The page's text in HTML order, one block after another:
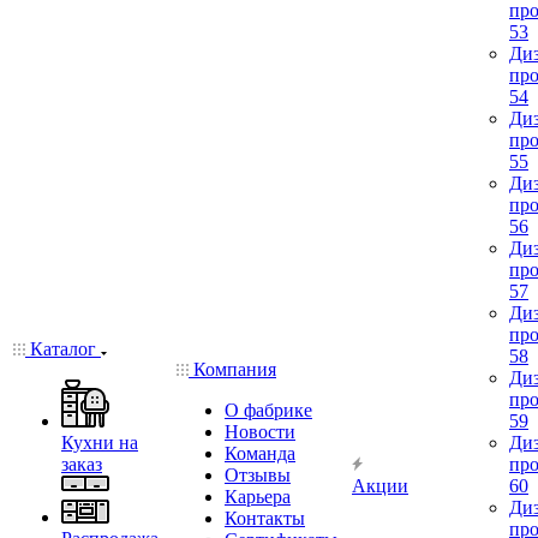
Каталог
Кухни на
заказ
Компания
О фабрике
Новости
Команда
Отзывы
Карьера
Контакты
Акции
53
54
55
56
57
58
59
60